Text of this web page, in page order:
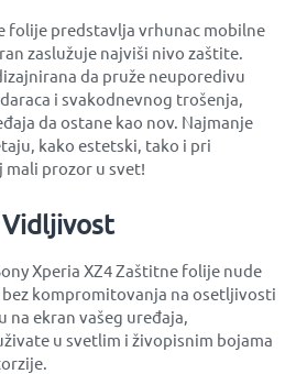
folije predstavlja vrhunac mobilne
zaslužuje najviši nivo zaštite.
da pruže neuporedivu
i svakodnevnog trošenja,
da ostane kao nov. Najmanje
kako estetski, tako i pri
prozor u svet!
Xperia XZ4 Zaštitne folije nude
kompromitovanja na osetljivosti
ekran vašeg uređaja,
u svetlim i živopisnim bojama